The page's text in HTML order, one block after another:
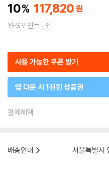
10 117,820
YES포인트
사용 가능한 쿠폰 받기
앱 다운 시 1천원 상품권
결제혜택
배송안내
서울특별시